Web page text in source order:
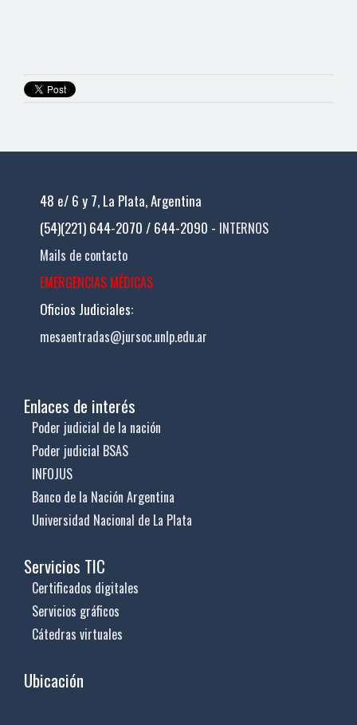
48 e/ 6 y 7, La Plata, Argentina
(54)(221) 644-2070 / 644-2090 - INTERNOS
Mails de contacto
EMERGENCIAS MÉDICAS
Oficios Judiciales:
mesaentradas@jursoc.unlp.edu.ar
Enlaces de interés
Poder judicial de la nación
Poder judicial BSAS
INFOJUS
Banco de la Nación Argentina
Universidad Nacional de La Plata
Servicios TIC
Certificados digitales
Servicios gráficos
Cátedras virtuales
Ubicación